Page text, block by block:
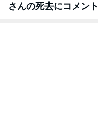
さんの死去にコメント